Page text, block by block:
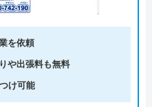
を依頼
や出張料も無料
け可能